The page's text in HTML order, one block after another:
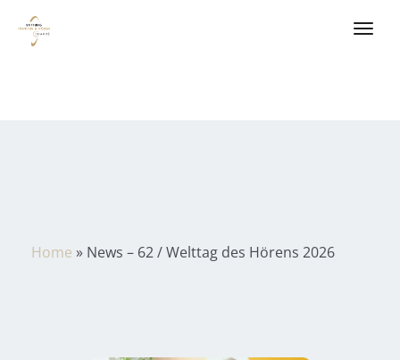
Home » News – 62 / Welttag des Hörens 2026